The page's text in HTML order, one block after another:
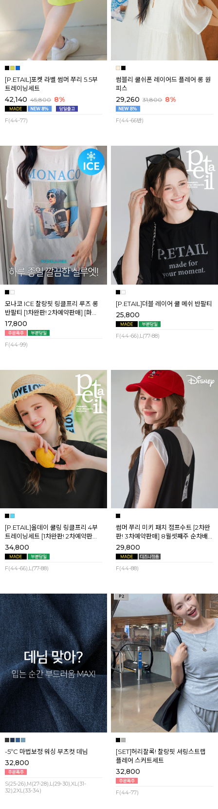
[P.ETAIL]포켓 라벨 썸머 쭈리 5.5부
트레이닝세트
42,140 45,800 8%
F(44-77)
썸블리 쿨쉬폰 레이어드 플레어 롱 원
피스
29,260 31,800 8%
F(44-66반)
모나코 ICE 찰랑핏 링클프리 루즈 롱
반팔티 [1차완판! 2차예약판매] [화이
트] 8월첫째주 순차배송
17,800
F(44-99)
[P.ETAIL]더블 레이어 쿨 메쉬 반팔티
25,800
F(44-66),L(77-88)
[P.ETAIL]올데이 쿨링 링클프리 4부
트레이닝세트 [1차완판! 2차예약판매]
[블랙L] 8월셋째주 순차배송
34,800
F(44-66),L(77-88)
썸머 쭈리 미키 패치 점프수트 [2차완
판! 3차예약판매] 8월셋째주 순차배
송
29,800
F(44-88)
-5ºC 마법보정 워싱 부츠컷 데님
32,800
S(25-26),M(27-28),L(29-30),XL(31-
32),2XL(33-34)
[SET]허리잘록! 찰랑핏 셔링스트랩
플레어 스커트세트
32,800
F(44-77)